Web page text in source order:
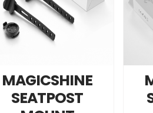
MAGICSHINE
SEATPOST